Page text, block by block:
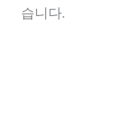
습니다.